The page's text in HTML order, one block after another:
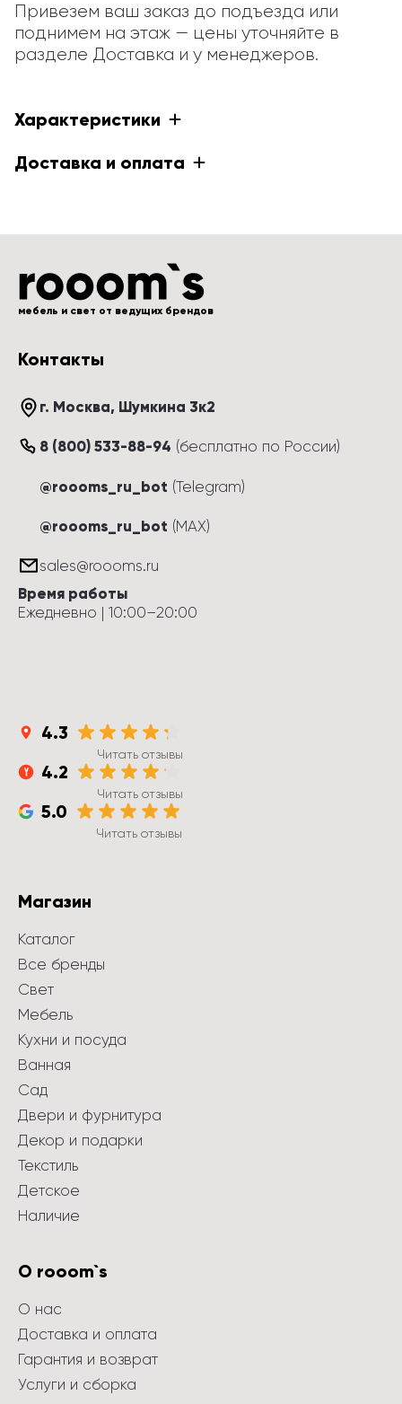
Привезем ваш заказ до подъезда или
поднимем на этаж — цены уточняйте в
разделе Доставка и у менеджеров.
Характеристики
Доставка и оплата
мебель и свет от ведущих брендов
Контакты
г. Москва, Шумкина 3к2
8 (800) 533-88-94 (бесплатно по России)
@roooms_ru_bot (Telegram)
@roooms_ru_bot (MAX)
sales@roooms.ru
Время работы
Ежедневно | 10:00–20:00
4.3
Читать отзывы
4.2
Читать отзывы
5.0
Читать отзывы
Магазин
Каталог
Все бренды
Свет
Мебель
Кухни и посуда
Ванная
Сад
Двери и фурнитура
Декор и подарки
Текстиль
Детское
Наличие
О rooom`s
О нас
Доставка и оплата
Гарантия и возврат
Услуги и сборка